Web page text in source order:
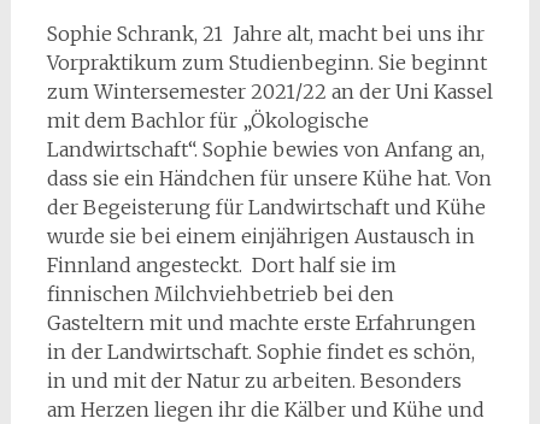
Sophie Schrank, 21 Jahre alt, macht bei uns ihr
Vorpraktikum zum Studienbeginn. Sie beginnt
zum Wintersemester 2021/22 an der Uni Kassel
mit dem Bachlor für „Ökologische
Landwirtschaft“. Sophie bewies von Anfang an,
dass sie ein Händchen für unsere Kühe hat. Von
der Begeisterung für Landwirtschaft und Kühe
wurde sie bei einem einjährigen Austausch in
Finnland angesteckt. Dort half sie im
finnischen Milchviehbetrieb bei den
Gasteltern mit und machte erste Erfahrungen
in der Landwirtschaft. Sophie findet es schön,
in und mit der Natur zu arbeiten. Besonders
am Herzen liegen ihr die Kälber und Kühe und